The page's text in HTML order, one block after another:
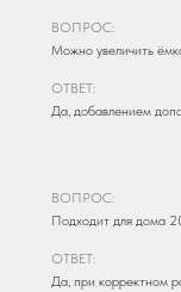
ВОПРОС:
Можно увеличить
ОТВЕТ:
Да, добавлением
ВОПРОС:
Подходит для дома
ОТВЕТ:
Да, при корректном